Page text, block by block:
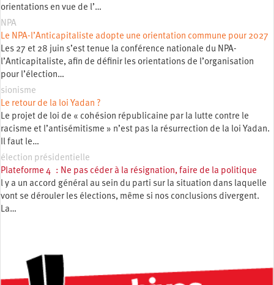
orientations en vue de l’…
NPA
Le NPA-l’Anticapitaliste adopte une orientation commune pour 2027
Les 27 et 28 juin s’est tenue la conférence nationale du NPA-
l’Anticapitaliste, afin de définir les orientations de l’organisation
pour l’élection…
sionisme
Le retour de la loi Yadan ?
Le projet de loi de « cohésion républicaine par la lutte contre le
racisme et l’antisémitisme » n’est pas la résurrection de la loi Yadan.
Il faut le…
élection présidentielle
Plateforme 4 : Ne pas céder à la résignation, faire de la politique
l y a un accord général au sein du parti sur la situation dans laquelle
vont se dérouler les élections, même si nos conclusions divergent.
La…